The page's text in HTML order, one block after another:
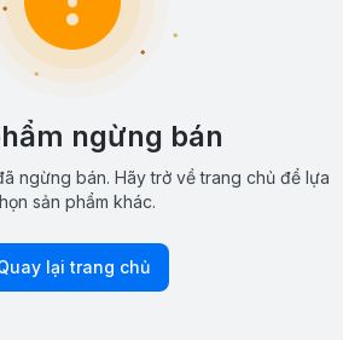
ngừng bán
ngừng bán. Hãy trở về trang chủ để lựa
sản phẩm khác.
lại trang chủ